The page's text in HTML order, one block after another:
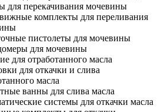
для перекачивания мочевины
комплекты для переливания
пистолеты для мочевины
для мочевины
для отработанного масла
для откачки и слива
масла
ванны для слива масла
системы для откачки масла